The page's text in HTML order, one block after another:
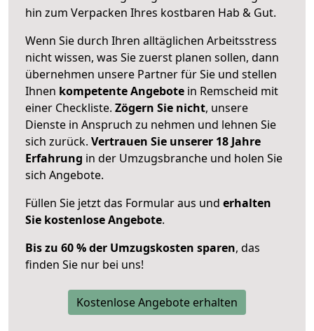
hin zum Verpacken Ihres kostbaren Hab & Gut.
Wenn Sie durch Ihren alltäglichen Arbeitsstress
nicht wissen, was Sie zuerst planen sollen, dann
übernehmen unsere Partner für Sie und stellen
Ihnen kompetente Angebote in Remscheid mit
einer Checkliste. Zögern Sie nicht, unsere
Dienste in Anspruch zu nehmen und lehnen Sie
sich zurück. Vertrauen Sie unserer 18 Jahre
Erfahrung in der Umzugsbranche und holen Sie
sich Angebote.
Füllen Sie jetzt das Formular aus und erhalten
Sie kostenlose Angebote.
Bis zu 60 % der Umzugskosten sparen, das
finden Sie nur bei uns!
Kostenlose Angebote erhalten